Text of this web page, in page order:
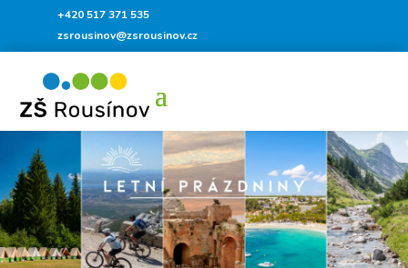
+420 517 371 535
zsrousinov@zsrousinov.cz